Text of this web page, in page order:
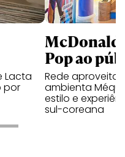
Lacta
por
Pop ao
Rede aproveita
ambienta Méqui
estilo e
sul-coreana